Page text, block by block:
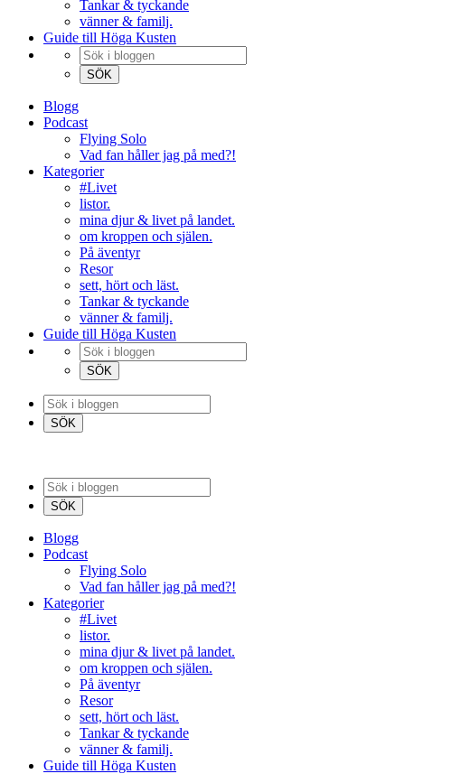
Tankar & tyckande
vänner & familj.
Guide till Höga Kusten
Blogg
Podcast
Flying Solo
Vad fan håller jag på med?!
Kategorier
#Livet
listor.
mina djur & livet på landet.
om kroppen och själen.
På äventyr
Resor
sett, hört och läst.
Tankar & tyckande
vänner & familj.
Guide till Höga Kusten
Blogg
Podcast
Flying Solo
Vad fan håller jag på med?!
Kategorier
#Livet
listor.
mina djur & livet på landet.
om kroppen och själen.
På äventyr
Resor
sett, hört och läst.
Tankar & tyckande
vänner & familj.
Guide till Höga Kusten